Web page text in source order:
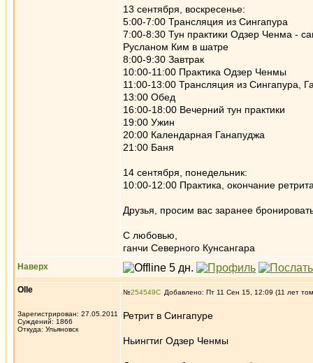
13 сентября, воскресенье:
5:00-7:00 Трансляция из Сингапура
7:00-8:30 Тун практики Одзер Ченма -
Русланом Ким в шатре
8:00-9:30 Завтрак
10:00-11:00 Практика Одзер Ченмы
11:00-13:00 Трансляция из Сингапура,
13:00 Обед
16:00-18:00 Вечерний тун практики
19:00 Ужин
20:00 Календарная Ганапуджа
21:00 Баня
14 сентября, понедельник:
10:00-12:00 Практика, окончание
Друзья, просим вас заранее
С любовью,
ганчи Северного Кунсангара
Наверх
Olle
Зарегистрирован: 27.05.2011
Суждений: 1866
Откуда: Ульяновск
№254549 Добавлено: Пт 11 Сен 15, 12:09 (11 лет
Ретрит в Сингапуре
Ньингтиг Одзер Ченмы